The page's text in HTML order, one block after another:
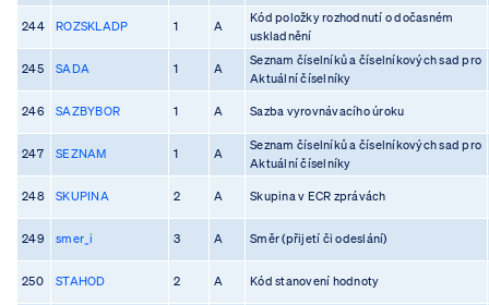
244 ROZSKLADP 1 A
Kód položky rozhodnutí o dočasném
uskladnění
245 SADA 1 A
Seznam číselníků a číselníkových sad pro
Aktuální číselníky
246 SAZBYBOR 1 A Sazba vyrovnávacího úroku
247 SEZNAM 1 A
Seznam číselníků a číselníkových sad pro
Aktuální číselníky
248 SKUPINA 2 A Skupina v ECR zprávách
249 smer_i 3 A Směr (přijetí či odeslání)
250 STAHOD 2 A Kód stanovení hodnoty